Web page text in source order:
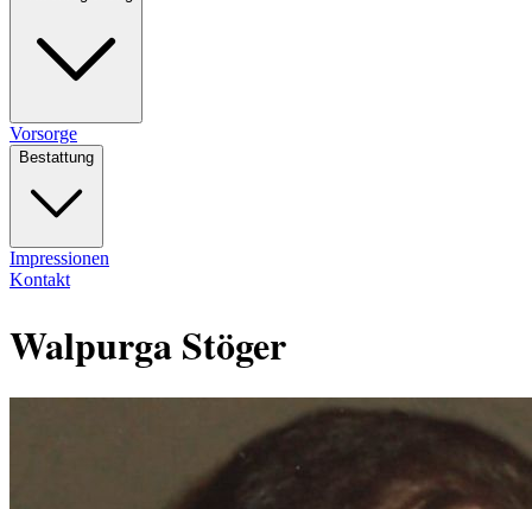
Vorsorge
Bestattung
Impressionen
Kontakt
Walpurga Stöger